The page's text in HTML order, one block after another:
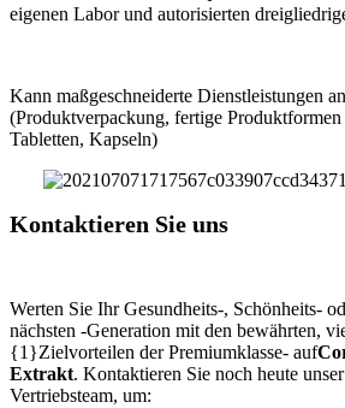
eigenen Labor und autorisierten
Kann maßgeschneiderte Dienstleistungen
(Produktverpackung, fertige
Tabletten, Kapseln)
Kontaktieren Sie uns
Werten Sie Ihr Gesundheits-, Schönheits-
nächsten -Generation mit den bewährten,
{1}Zielvorteilen der Premiumklasse- auf
Extrakt. Kontaktieren Sie noch heute
Vertriebsteam, um: